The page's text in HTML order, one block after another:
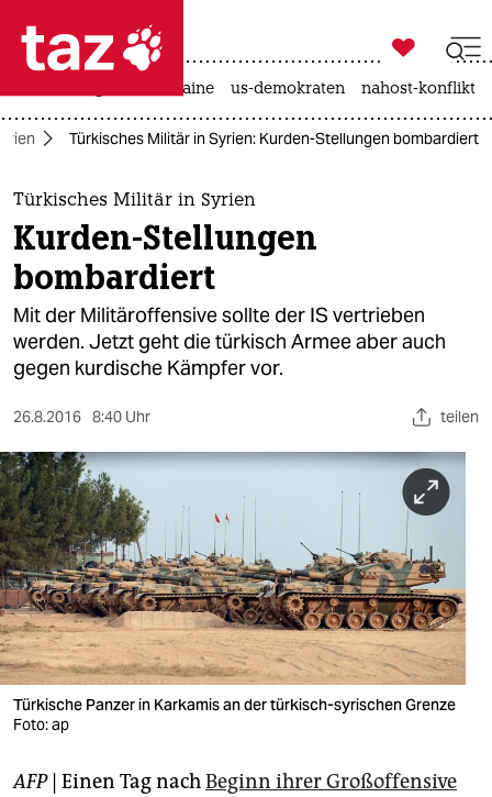
 taz zahl ich
taz zahl ich
themen
politik
öko
gesellschaft
sport
berlin
nord
wahrheit
verlag
verlag
veranstaltungen
shop

taz zahl ich
krieg in der ukraine us-demokraten nahost-konflikt
Türkisches Militär in Syrien: Kurden-Stellungen bombardiert
Türkisches Militär in Syrien
Kurden-Stellungen
bombardiert
Mit der Militäroffensive sollte der IS vertrieben
werden. Jetzt geht die türkisch Armee aber auch
gegen kurdische Kämpfer vor.
26.8.2016 8:40 Uhr teilen
Türkische Panzer in Karkamis an der türkisch-syrischen Grenze
Foto: ap
AFP| Einen Tag nachBeginn ihrer Großoffensive